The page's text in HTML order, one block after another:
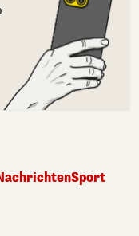
Sport